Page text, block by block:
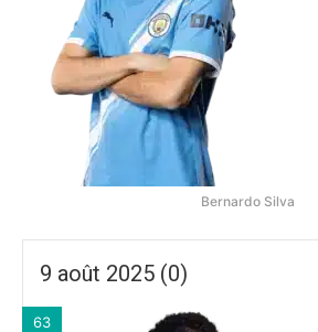
Bernardo Silva
9 août 2025 (0)
63